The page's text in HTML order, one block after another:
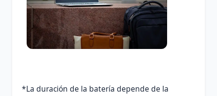
*La duración de la batería depende de la